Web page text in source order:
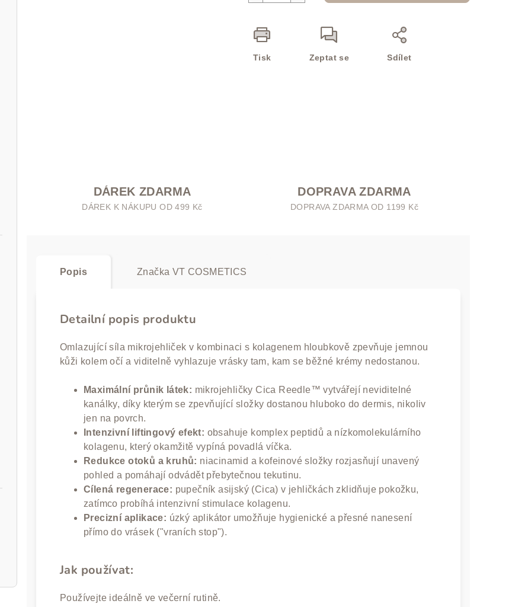
Tisk Zeptat se Sdílet
DÁREK ZDARMA
DÁREK K NÁKUPU OD 499 Kč
DOPRAVA ZDARMA
DOPRAVA ZDARMA OD 1199 Kč
Popis Značka VT COSMETICS
Detailní popis produktu
Omlazující síla mikrojehliček v kombinaci s kolagenem hloubkově zpevňuje jemnou
kůži kolem očí a viditelně vyhlazuje vrásky tam, kam se běžné krémy nedostanou.
Maximální průnik látek: mikrojehličky Cica Reedle™ vytvářejí neviditelné
kanálky, díky kterým se zpevňující složky dostanou hluboko do dermis, nikoliv
jen na povrch.
Intenzivní liftingový efekt: obsahuje komplex peptidů a nízkomolekulárního
kolagenu, který okamžitě vypíná povadlá víčka.
Redukce otoků a kruhů: niacinamid a kofeinové složky rozjasňují unavený
pohled a pomáhají odvádět přebytečnou tekutinu.
Cílená regenerace: pupečník asijský (Cica) v jehličkách zklidňuje pokožku,
zatímco probíhá intenzivní stimulace kolagenu.
Precizní aplikace: úzký aplikátor umožňuje hygienické a přesné nanesení
přímo do vrásek ("vraních stop").
Jak používat:
Používejte ideálně ve večerní rutině.